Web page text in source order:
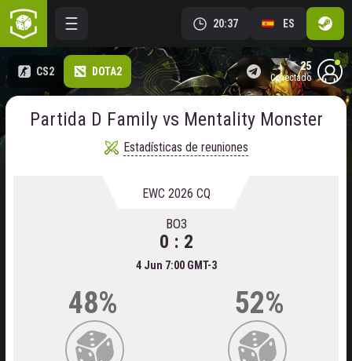
20:37 ES
CS2 DOTA2 25
conectado
Partida D Family vs Mentality Monster
Estadísticas de reuniones
48% 52%
EWC 2026 CQ
BO3
0 : 2
4 Jun 7:00 GMT-3